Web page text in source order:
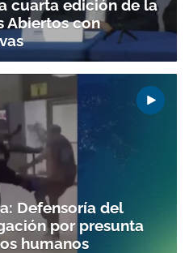
ACEPTAR
cuarta edición de la
Abiertos con
Defensoría del
por presunta
humanos